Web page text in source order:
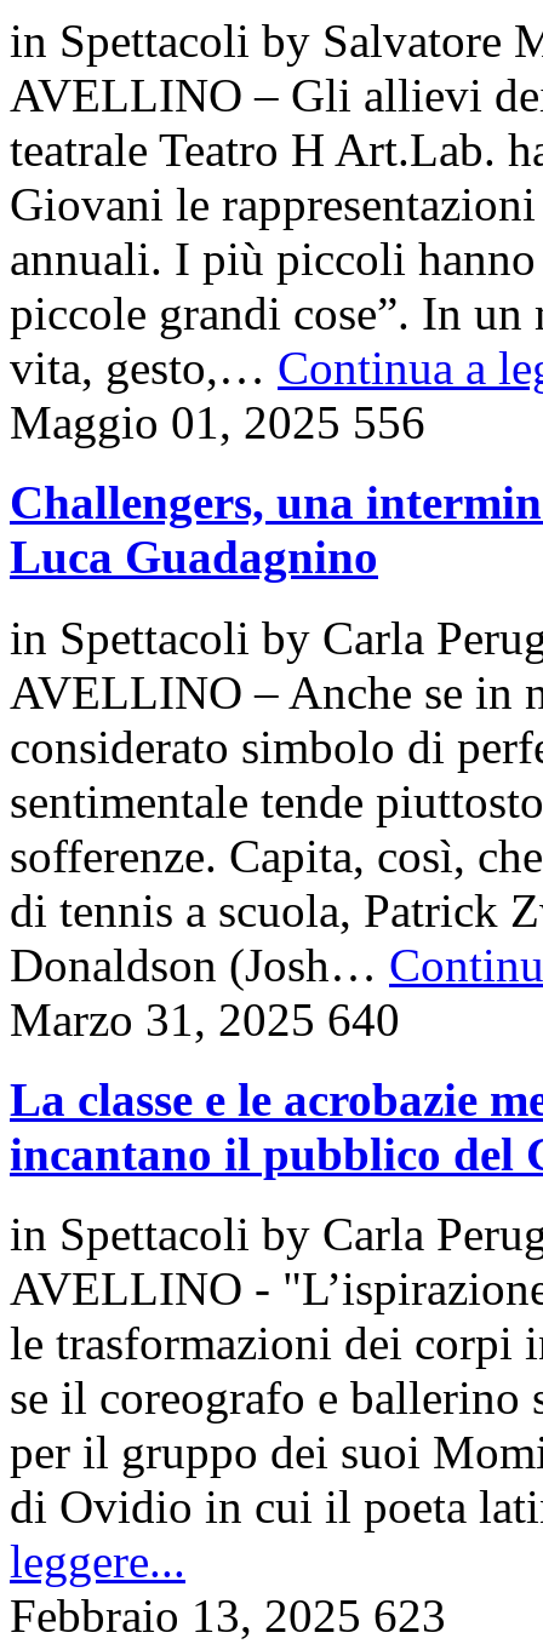
in Spettacoli by Salvatore
AVELLINO – Gli allievi
teatrale Teatro H Art.Lab.
Giovani le
annuali. I più piccoli
piccole grandi cose”. In un
vita, gesto,… Continua a
Maggio 01, 2025 556
Challengers, una
Luca Guadagnino
in Spettacoli by Carla
AVELLINO – Anche se in
considerato simbolo di
sentimentale tende
sofferenze. Capita, così,
di tennis a scuola, Patrick
Donaldson (Josh…
Marzo 31, 2025 640
La classe e le acrobazie
incantano il pubblico del
in Spettacoli by Carla
AVELLINO -
le trasformazioni dei corpi
se il coreografo e ballerino
per il gruppo dei suoi
di Ovidio in cui il poeta
leggere...
Febbraio 13, 2025 623